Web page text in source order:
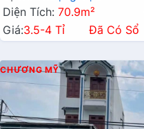
Diện Tích: 70.9m²
Giá:3.5-4 Tỉ Đã Có Sổ
CHƯƠNG MỸ